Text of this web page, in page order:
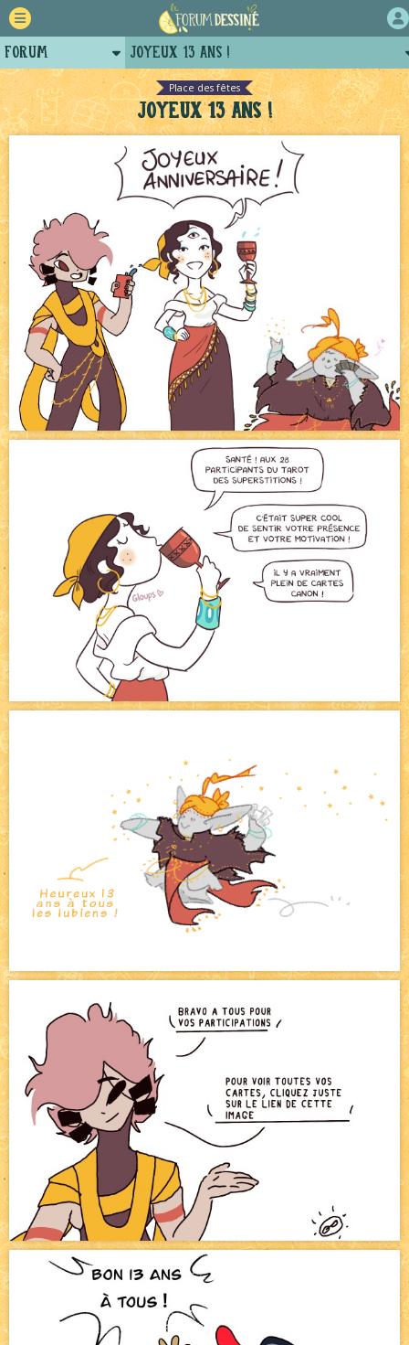
Place des fêtes
Joyeux 13 ans !
Forum
Retour
Auteurs
Projets
Tutoriels
Joyeux 13 ans !
Le Jeu du Trône New Romance – Généalogie
NEW
Le Jeu du Trône - Pronostics NEW
Bavardages NEW
Le Château Noir - Coulisses
Décors et coulisses
Pique-nique d'été
Bienvenue aux nouvell.eaux !
Beyond the cliff (suite) NEW
Le Jeu du Trône – Fanarts NEW
Échecs
Canapé rose NEW
Tomodachi loves - part.2 NEW